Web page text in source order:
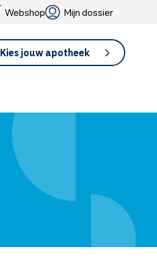
Webshop Mijn dossier
Kies jouw apotheek